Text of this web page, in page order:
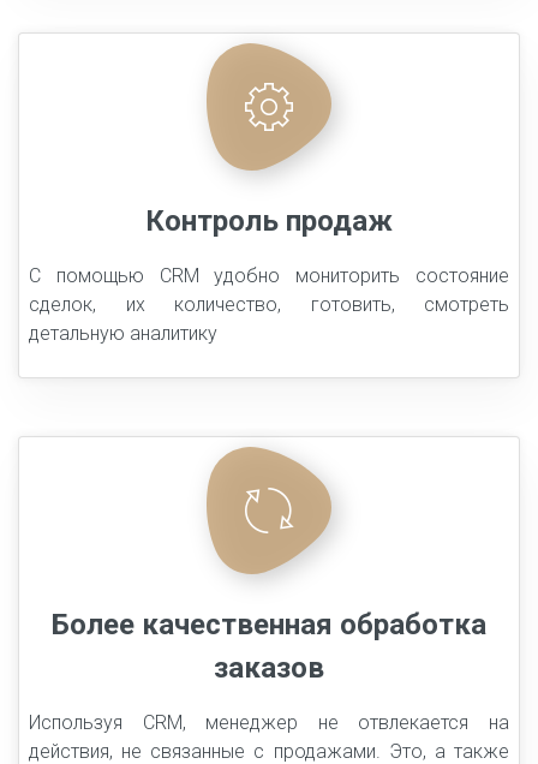
Контроль продаж
С помощью CRM удобно мониторить состояние
сделок, их количество, готовить, смотреть
детальную аналитику
Более качественная обработка
заказов
Используя CRM, менеджер не отвлекается на
действия, не связанные с продажами. Это, а также